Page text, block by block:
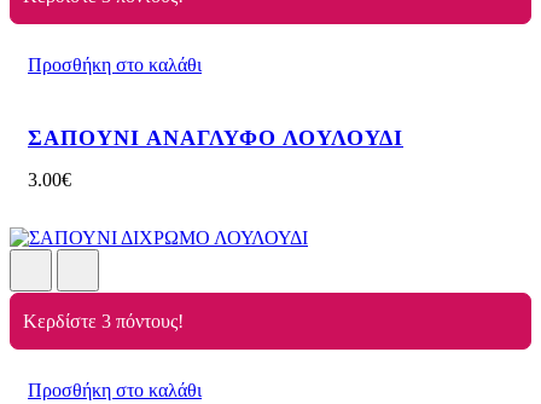
Προσθήκη στο καλάθι
ΣΑΠΟΥΝΙ ΑΝΑΓΛΥΦΟ ΛΟΥΛΟΥΔΙ
3.00€
Κερδίστε 3 πόντους!
Προσθήκη στο καλάθι